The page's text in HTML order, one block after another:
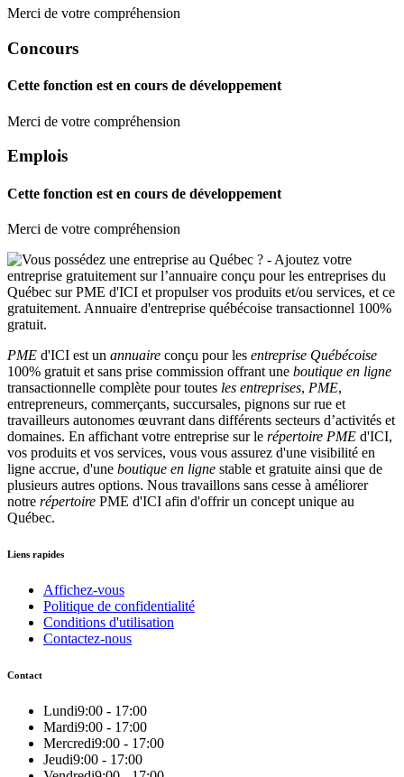
Merci de votre compréhension
Concours
Cette fonction est en cours de développement
Merci de votre compréhension
Emplois
Cette fonction est en cours de développement
Merci de votre compréhension
PME d'ICI est un annuaire conçu pour les entreprise Québécoise
100% gratuit et sans prise commission offrant une boutique en ligne
transactionnelle complète pour toutes les entreprises, PME,
entrepreneurs, commerçants, succursales, pignons sur rue et
travailleurs autonomes œuvrant dans différents secteurs d’activités et
domaines. En affichant votre entreprise sur le répertoire PME d'ICI,
vos produits et vos services, vous vous assurez d'une visibilité en
ligne accrue, d'une boutique en ligne stable et gratuite ainsi que de
plusieurs autres options. Nous travaillons sans cesse à améliorer
notre répertoire PME d'ICI afin d'offrir un concept unique au
Québec.
Liens rapides
Affichez-vous
Politique de confidentialité
Conditions d'utilisation
Contactez-nous
Contact
Lundi9:00 - 17:00
Mardi9:00 - 17:00
Mercredi9:00 - 17:00
Jeudi9:00 - 17:00